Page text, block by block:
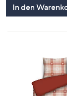
In den